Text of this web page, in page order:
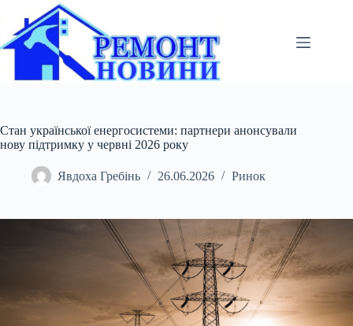
вмісту
Стан української енергосистеми: партнери анонсували
нову підтримку у червні 2026 року
Явдоха Гребінь 26.06.2026 Ринок